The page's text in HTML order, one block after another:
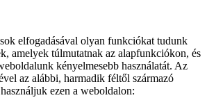
elfogadásával olyan funkciókat tudunk
amelyek túlmutatnak az alapfunkciókon, és
kényelmesebb használatát. Az
az alábbi, harmadik féltől származó
ezen a weboldalon: